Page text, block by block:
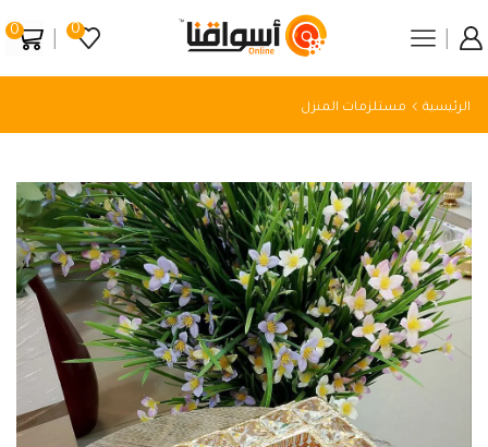
0
0
الرئيسية مستلزمات المنزل